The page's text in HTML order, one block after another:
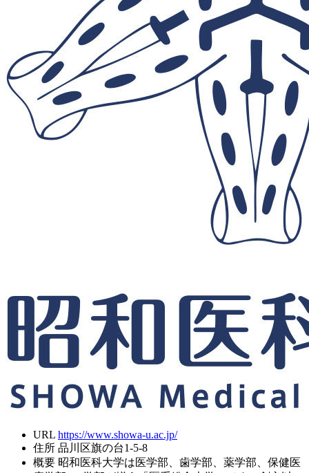
URL https://www.showa-u.ac.jp/
住所 品川区旗の台1-5-8
概要 昭和医科大学は医学部、歯学部、薬学部、保健医